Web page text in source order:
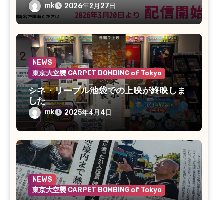
mk 2026年2月27日
NEWS
東京大空襲 CARPET BOMBING of Tokyo
シネ・リーブル池袋での上映が終映しま
した
mk 2025年4月4日
NEWS
東京大空襲 CARPET BOMBING of Tokyo